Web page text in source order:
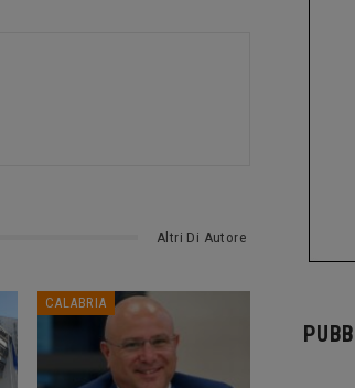
Altri Di Autore
CALABRIA